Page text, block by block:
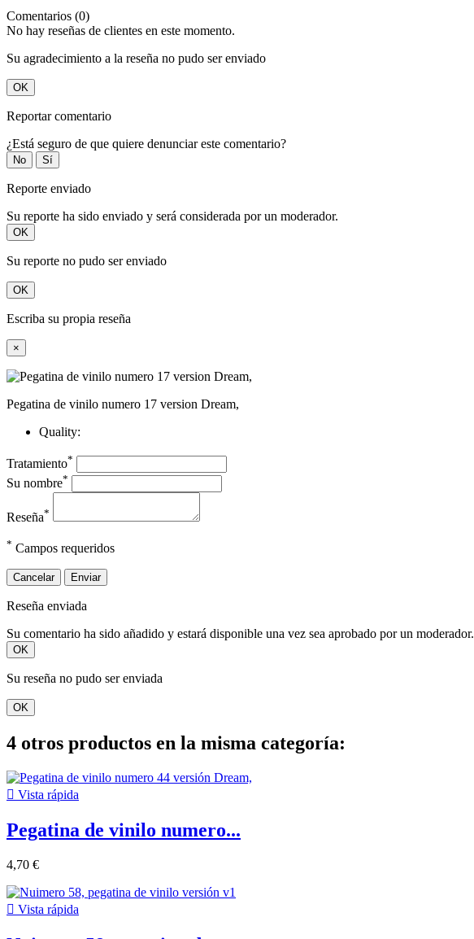
Comentarios (0)
No hay reseñas de clientes en este momento.
Su agradecimiento a la reseña no pudo ser enviado
OK
Reportar comentario
¿Está seguro de que quiere denunciar este comentario?
No Sí
Reporte enviado
Su reporte ha sido enviado y será considerada por un moderador.
OK
Su reporte no pudo ser enviado
OK
Escriba su propia reseña
×
Pegatina de vinilo numero 17 version Dream,
Quality:
Tratamiento*
Su nombre*
Reseña*
* Campos requeridos
Cancelar Enviar
Reseña enviada
Su comentario ha sido añadido y estará disponible una vez sea aprobado por un moderador.
OK
Su reseña no pudo ser enviada
OK
4 otros productos en la misma categoría:
 Vista rápida
Pegatina de vinilo numero...
4,70 €
 Vista rápida